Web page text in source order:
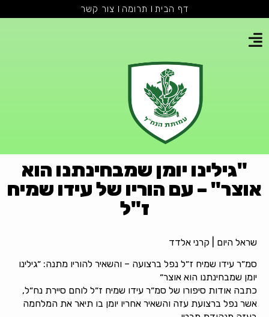
דף הבית תרומה צור קשר
"גילינו יומן שמבחינתנו הוא
– עם הוריו של עידו שמיח
ז"ל
שראל היום | קרני אלדד
סמ״ר עידו שמיח ז״ל נפל ברצועה – והשאיר להוריו מתנה: ״גילינו
יומן שמבחינתנו הוא אוצר״
כתבה אודות סיפורו של סמ״ר עידו שמיח ז״ל לוחם סיירת נח״ל,
אשר נפל ברצועת עזה והשאיר אחריו יומן בו תיאר את המלחמה